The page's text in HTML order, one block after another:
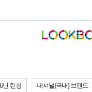
년 런칭 내셔널(국내) 브랜드